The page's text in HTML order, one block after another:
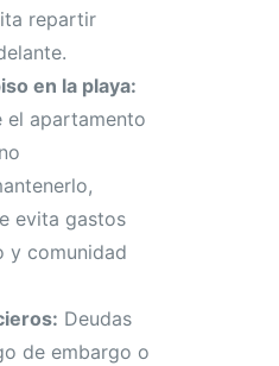
repartir
en la playa:
el apartamento
evita gastos
y comunidad
Deudas
de embargo o